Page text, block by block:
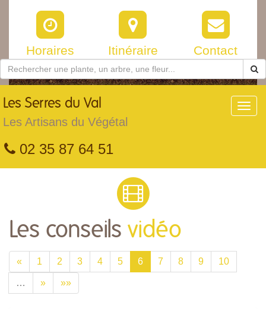
Horaires Itinéraire Contact
Les Serres du Val
Les Artisans du Végétal
02 35 87 64 51
Les conseils vidéo
« 1 2 3 4 5 6 7 8 9 10
… » »»